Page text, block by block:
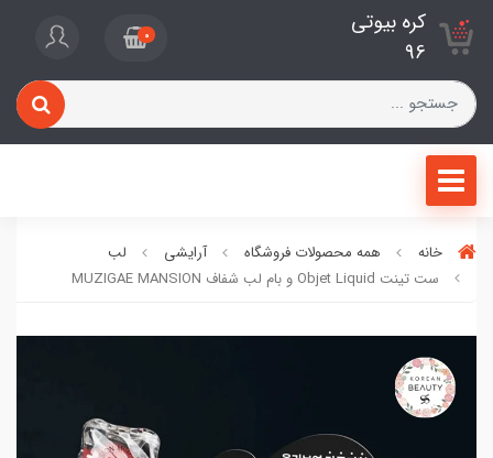
کره بیوتی
96
0
خانه همه محصولات فروشگاه آرایشی
لب
ست تینت Objet Liquid و بام لب شفاف MUZIGAE MANSION